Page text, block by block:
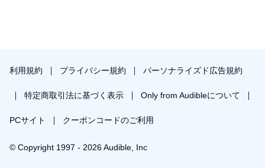
利用規約 プライバシー規約 パーソナライズド広告規約
特定商取引法に基づく表示 Only from Audibleについて
PCサイト クーポンコードのご利用
© Copyright 1997 - 2026 Audible, Inc